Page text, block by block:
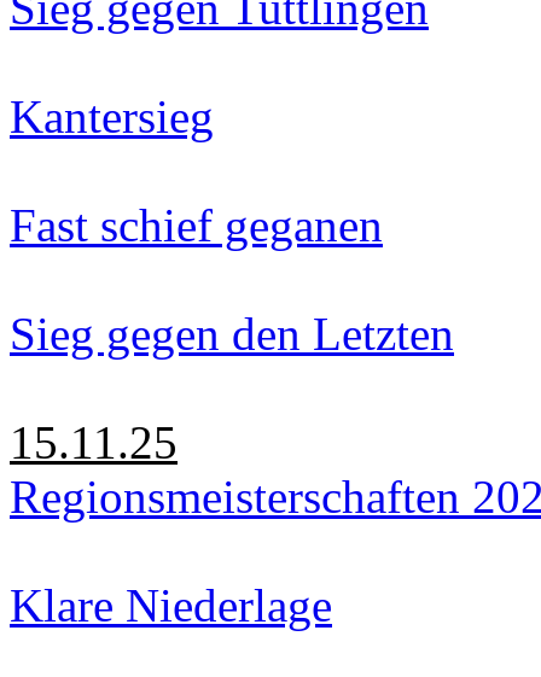
Kantersieg
Fast schief geganen
Sieg gegen den Letzten
15.11.25
Regionsmeisterschaften
Klare Niederlage